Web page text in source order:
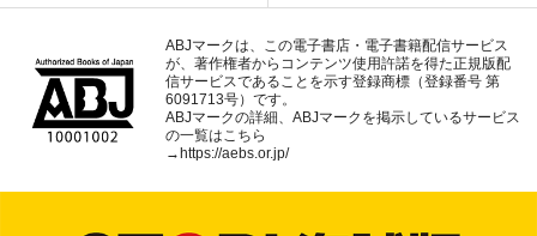
ABJマークは、この電子書店・電子書籍配信サービス
が、著作権者からコンテンツ使用許諾を得た正規版配
信サービスであることを示す登録商標（登録番号 第
6091713号）です。
ABJマークの詳細、ABJマークを掲示しているサービス
の一覧はこちら
→ https://aebs.or.jp/